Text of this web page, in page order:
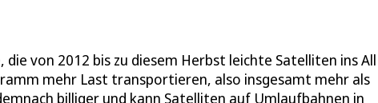
von 2012 bis zu diesem Herbst leichte Satelliten ins All
mehr Last transportieren, also insgesamt mehr als
billiger und kann Satelliten auf Umlaufbahnen in